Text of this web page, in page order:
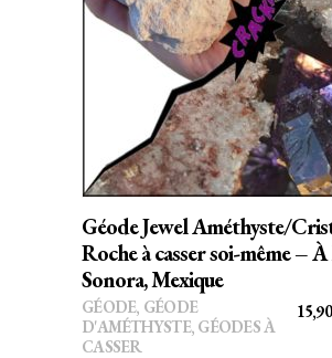
CHOIX DES OPTIONS
Géode Jewel Améthyste/
Roche à casser soi-même –
Sonora, Mexique
15,90
GÉODE, GÉODE
D'AMÉTHYSTE, GÉODES À
CASSER